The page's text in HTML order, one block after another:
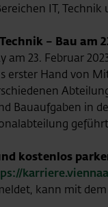
IT,
– Bau am
am 23. Februar
erster Hand von
Bauaufgaben in
kostenlos
kann mit